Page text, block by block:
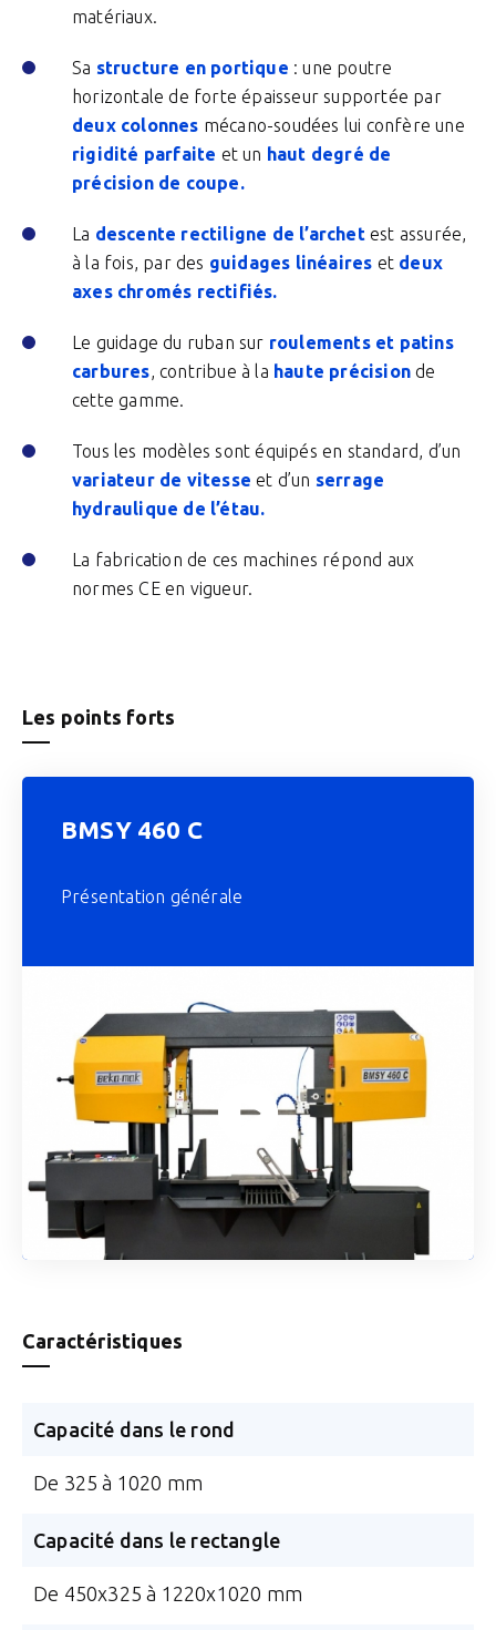
matériaux.
Sa structure en portique : une poutre
horizontale de forte épaisseur supportée par
deux colonnes mécano-soudées lui confère une
rigidité parfaite et un haut degré de
précision de coupe.
La descente rectiligne de l’archetest assurée,
à la fois, par des guidages linéaires et deux
axes chromés rectifiés.
Le guidage du ruban sur roulements et patins
carbures, contribue à la haute précision de
cette gamme.
Tous les modèles sont équipés en standard, d’un
variateur de vitesse et d’un serrage
hydraulique de l’étau.
La fabrication de ces machines répond aux
normes CE en vigueur.
Les points forts
BMSY 460 C
Présentation générale
Caractéristiques
Capacité dans le rond
De 325 à 1020 mm
Capacité dans le rectangle
De 450x325 à 1220x1020 mm